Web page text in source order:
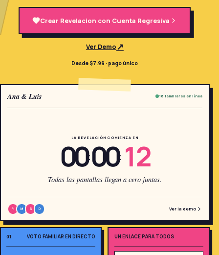
Herramientas Gratis 5
Temas 12
Iniciar Sesión
Comenzar
🇺🇸EN 🇫🇷FR 🇪🇸
Crear Revelacion con Cuenta Regresiva
Ver Demo↗
Desde $7.99 · pago único
01 VOTO FAMILIAR EN DIRECTO
Ana & Luis 18 familiares en línea
LA REVELACIÓN COMIENZA EN
00:00: 12
Todas las pantallas llegan a cero juntas.
R M S D Ver la demo
UN ENLACE PARA TODOS